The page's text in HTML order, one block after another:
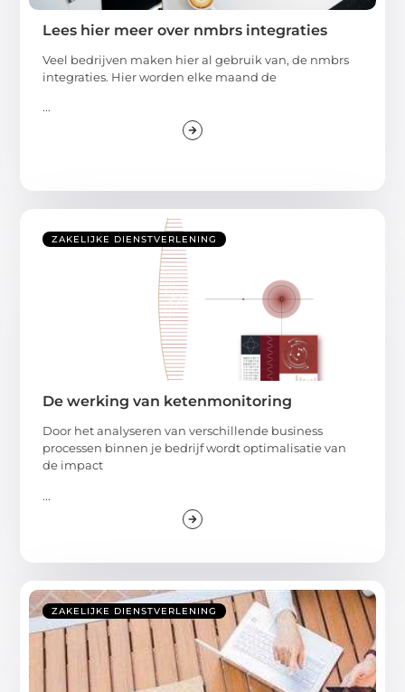
Lees hier meer over nmbrs integraties
Veel bedrijven maken hier al gebruik van, de nmbrs
integraties. Hier worden elke maand de
...
ZAKELIJKE DIENSTVERLENING
De werking van ketenmonitoring
Door het analyseren van verschillende business
processen binnen je bedrijf wordt optimalisatie van
de impact
...
ZAKELIJKE DIENSTVERLENING